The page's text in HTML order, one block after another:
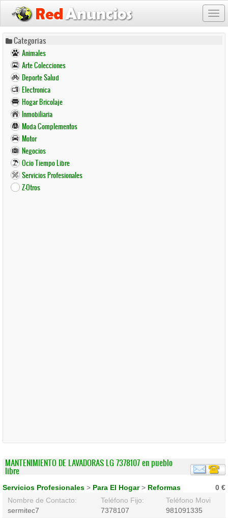
Pasar
contenido
principal
Categorias
Animales
Arte Colecciones
Deporte Salud
Electronica
Hogar Bricolaje
Inmobiliaria
Moda Complementos
Motor
Negocios
Ocio Tiempo Libre
Servicios Profesionales
Z-Otros
MANTENIMIENTO DE LAVADORAS LG 7378107 en pueblo
libre
0 €
Servicios Profesionales > Para El Hogar> Reformas
Nombre de Contacto:
sermitec7
Teléfono Fijo:
7378107
Teléfono Movil:
981091335